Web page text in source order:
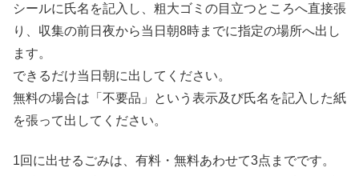
シールに氏名を記入し、粗大ゴミの目立つところへ直接張
り、収集の前日夜から当日朝8時までに指定の場所へ出し
ます。
できるだけ当日朝に出してください。
無料の場合は「不要品」という表示及び氏名を記入した紙
を張って出してください。
1回に出せるごみは、有料・無料あわせて3点までです。